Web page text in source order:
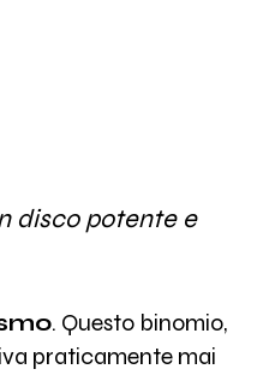
disco potente e
. Questo binomio,
praticamente mai